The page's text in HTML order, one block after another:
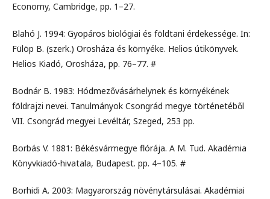
Economy, Cambridge, pp. 1–27.
Blahó J. 1994: Gyopáros biológiai és földtani érdekessége. In:
Fülöp B. (szerk.) Orosháza és környéke. Helios útikönyvek.
Helios Kiadó, Orosháza, pp. 76–77. #
Bodnár B. 1983: Hódmezővásárhelynek és környékének
földrajzi nevei. Tanulmányok Csongrád megye történetéből
VII. Csongrád megyei Levéltár, Szeged, 253 pp.
Borbás V. 1881: Békésvármegye flórája. A M. Tud. Akadémia
Könyvkiadó-hivatala, Budapest. pp. 4–105. #
Borhidi A. 2003: Magyarország növénytársulásai. Akadémiai